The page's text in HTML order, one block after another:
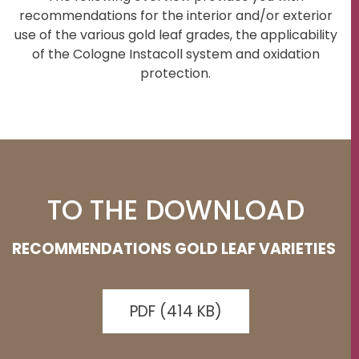
recommendations for the interior and/or exterior
use of the various gold leaf grades, the applicability
of the Cologne Instacoll system and oxidation
protection.
TO THE DOWNLOAD
RECOMMENDATIONS GOLD LEAF VARIETIES
PDF (414 KB)